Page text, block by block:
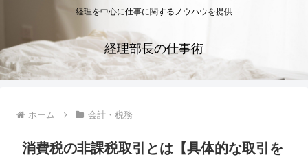
経理を中心に仕事に関するノウハウを提供
経理部長の仕事術
ホーム 会計・税務
消費税の非課税取引とは【具体的な取引を